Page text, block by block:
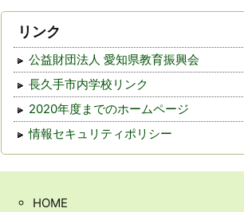
リンク
公益財団法人 愛知県教育振興会
長久手市内学校リンク
2020年度までのホームページ
情報セキュリティポリシー
HOME